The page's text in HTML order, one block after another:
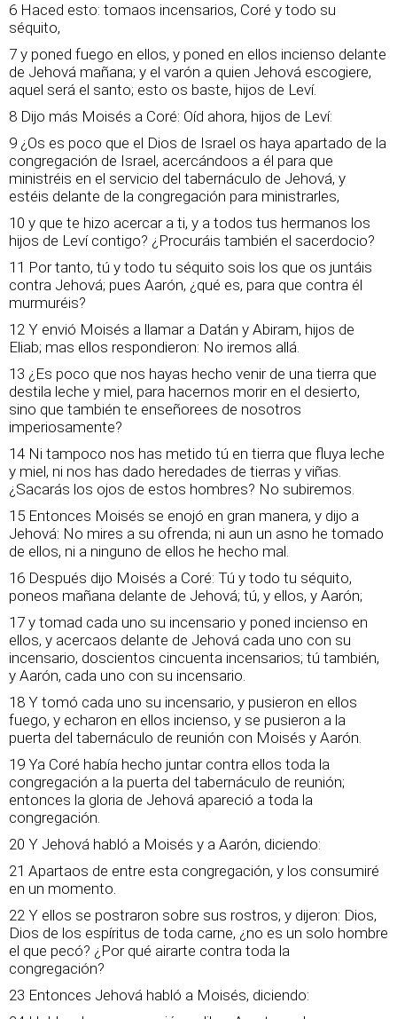
6 Haced esto: tomaos incensarios, Coré y todo su
séquito,
7 y poned fuego en ellos, y poned en ellos incienso delante
de Jehová mañana; y el varón a quien Jehová escogiere,
aquel será el santo; esto os baste, hijos de Leví.
8 Dijo más Moisés a Coré: Oíd ahora, hijos de Leví:
9 ¿Os es poco que el Dios de Israel os haya apartado de la
congregación de Israel, acercándoos a él para que
ministréis en el servicio del tabernáculo de Jehová, y
estéis delante de la congregación para ministrarles,
10 y que te hizo acercar a ti, y a todos tus hermanos los
hijos de Leví contigo? ¿Procuráis también el sacerdocio?
11 Por tanto, tú y todo tu séquito sois los que os juntáis
contra Jehová; pues Aarón, ¿qué es, para que contra él
murmuréis?
12 Y envió Moisés a llamar a Datán y Abiram, hijos de
Eliab; mas ellos respondieron: No iremos allá.
13 ¿Es poco que nos hayas hecho venir de una tierra que
destila leche y miel, para hacernos morir en el desierto,
sino que también te enseñorees de nosotros
imperiosamente?
14 Ni tampoco nos has metido tú en tierra que fluya leche
y miel, ni nos has dado heredades de tierras y viñas.
¿Sacarás los ojos de estos hombres? No subiremos.
15 Entonces Moisés se enojó en gran manera, y dijo a
Jehová: No mires a su ofrenda; ni aun un asno he tomado
de ellos, ni a ninguno de ellos he hecho mal.
16 Después dijo Moisés a Coré: Tú y todo tu séquito,
poneos mañana delante de Jehová; tú, y ellos, y Aarón;
17 y tomad cada uno su incensario y poned incienso en
ellos, y acercaos delante de Jehová cada uno con su
incensario, doscientos cincuenta incensarios; tú también,
y Aarón, cada uno con su incensario.
18 Y tomó cada uno su incensario, y pusieron en ellos
fuego, y echaron en ellos incienso, y se pusieron a la
puerta del tabernáculo de reunión con Moisés y Aarón.
19 Ya Coré había hecho juntar contra ellos toda la
congregación a la puerta del tabernáculo de reunión;
entonces la gloria de Jehová apareció a toda la
congregación.
20 Y Jehová habló a Moisés y a Aarón, diciendo:
21 Apartaos de entre esta congregación, y los consumiré
en un momento.
22 Y ellos se postraron sobre sus rostros, y dijeron: Dios,
Dios de los espíritus de toda carne, ¿no es un solo hombre
el que pecó? ¿Por qué airarte contra toda la
congregación?
23 Entonces Jehová habló a Moisés, diciendo: